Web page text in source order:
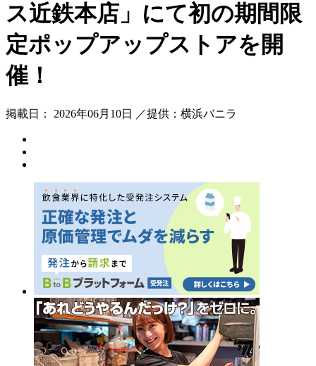
ス近鉄本店」にて初の期間限
定ポップアップストアを開
催！
掲載日： 2026年06月10日 ／提供：横浜バニラ